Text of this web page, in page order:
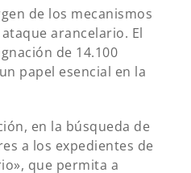
de los mecanismos
arancelario. El
de 14.100
papel esencial en la
en la búsqueda de
a los expedientes de
que permita a